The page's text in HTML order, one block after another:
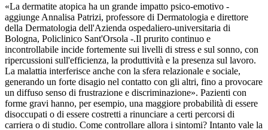
«La dermatite atopica ha un grande impatto psico-emotivo -
aggiunge Annalisa Patrizi, professore di Dermatologia e direttore
della Dermatologia dell'Azienda ospedaliero-universitaria di
Bologna, Policlinico Sant'Orsola -.Il prurito continuo e
incontrollabile incide fortemente sui livelli di stress e sul sonno, con
ripercussioni sull'efficienza, la produttività e la presenza sul lavoro.
La malattia interferisce anche con la sfera relazionale e sociale,
generando un forte disagio nel contatto con gli altri, fino a provocare
un diffuso senso di frustrazione e discriminazione». Pazienti con
forme gravi hanno, per esempio, una maggiore probabilità di essere
disoccupati o di essere costretti a rinunciare a certi percorsi di
carriera o di studio. Come controllare allora i sintomi? Intanto vale la